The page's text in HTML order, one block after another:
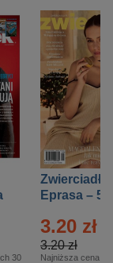
30
Zwierciadło
Eprasa – 5/
3.20 zł
3.20 zł
Najniższa cena z